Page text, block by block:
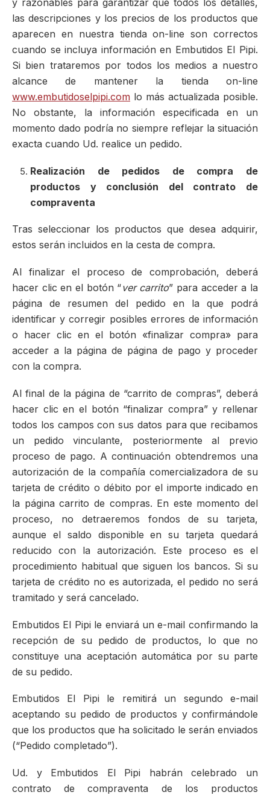
las descripciones y los precios de los productos que
aparecen en nuestra tienda on-line son correctos
cuando se incluya información en Embutidos El Pipi.
Si bien trataremos por todos los medios a nuestro
alcance de mantener la tienda on-line
www.embutidoselpipi.com lo más actualizada posible.
No obstante, la información especificada en un
momento dado podría no siempre reflejar la situación
exacta cuando Ud. realice un pedido.
Realización de pedidos de compra de
productos y conclusión del contrato de
compraventa
Tras seleccionar los productos que desea adquirir,
estos serán incluidos en la cesta de compra.
Al finalizar el proceso de comprobación, deberá
hacer clic en el botón “ver carrito” para acceder a la
página de resumen del pedido en la que podrá
identificar y corregir posibles errores de información
o hacer clic en el botón «finalizar compra» para
acceder a la página de página de pago y proceder
con la compra.
Al final de la página de “carrito de compras”, deberá
hacer clic en el botón “finalizar compra” y rellenar
todos los campos con sus datos para que recibamos
un pedido vinculante, posteriormente al previo
proceso de pago. A continuación obtendremos una
autorización de la compañía comercializadora de su
tarjeta de crédito o débito por el importe indicado en
la página carrito de compras. En este momento del
proceso, no detraeremos fondos de su tarjeta,
aunque el saldo disponible en su tarjeta quedará
reducido con la autorización. Este proceso es el
procedimiento habitual que siguen los bancos. Si su
tarjeta de crédito no es autorizada, el pedido no será
tramitado y será cancelado.
Embutidos El Pipi le enviará un e-mail confirmando la
recepción de su pedido de productos, lo que no
constituye una aceptación automática por su parte
de su pedido.
Embutidos El Pipi le remitirá un segundo e-mail
aceptando su pedido de productos y confirmándole
que los productos que ha solicitado le serán enviados
(“Pedido completado”).
Ud. y Embutidos El Pipi habrán celebrado un
contrato de compraventa de los productos